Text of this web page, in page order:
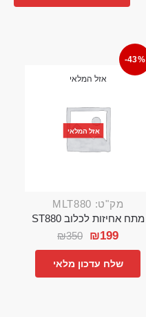
-43%
אזל המלאי
אזל המלאי
מק"ט: MLT880
מתח אחיזות לכלוב ST880
₪350 ₪199
שלח עדכון מלאי